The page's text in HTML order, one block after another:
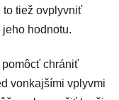
to tiež ovplyvniť
hodnotu.
pomôcť chrániť
vonkajšími vplyvmi